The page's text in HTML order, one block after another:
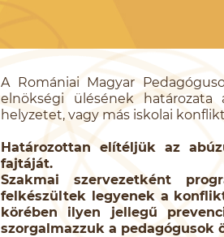
A Romániai Magyar
elnökségi ülésének
helyzetet, vagy más iskolai
Határozottan elítéljük az
fajtáját.
Szakmai szervezetként
felkészültek legyenek a
körében ilyen jellegű
szorgalmazzuk a